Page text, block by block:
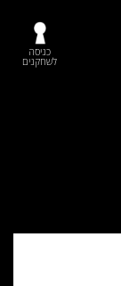
כניסה
לשחקנים